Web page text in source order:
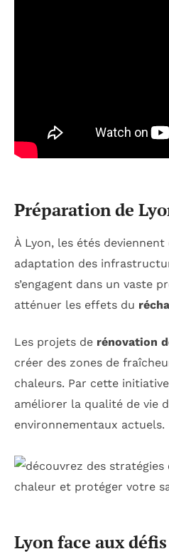
Préparation de
À Lyon, les étés
adaptation des
s’engagent dans un vaste
atténuer les effets du
Les projets de rénovation
créer des zones de
chaleurs. Par cette
améliorer la qualité de vie
environnementaux actuels.
Lyon face aux